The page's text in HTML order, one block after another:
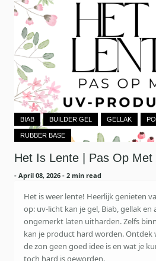
BIAB BUILDER GEL GELLAK
RUBBER BASE
Het Is Lente | Pas Op Met
- April 08, 2026 - 2 min read
Het is weer lente! Heerlijk genieten
op: uv-licht kan je gel, Biab, gellak
ongemerkt laten uitharden. Zelfs
kan je product hard worden. Ontdek
de zon geen goed idee is en wat je
toch hard is geworden.